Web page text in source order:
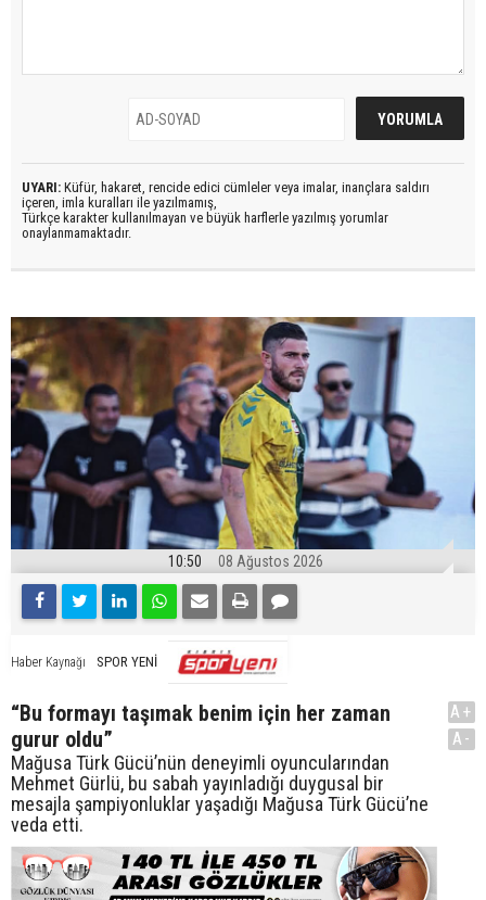
UYARI: Küfür, hakaret, rencide edici cümleler veya imalar, inançlara saldırı
içeren, imla kuralları ile yazılmamış,
Türkçe karakter kullanılmayan ve büyük harflerle yazılmış yorumlar
onaylanmamaktadır.
10:50 08 Ağustos 2026
Haber Kaynağı SPOR YENİ
“Bu formayı taşımak benim için her zaman
gurur oldu”
Mağusa Türk Gücü’nün deneyimli oyuncularından
Mehmet Gürlü, bu sabah yayınladığı duygusal bir
mesajla şampiyonluklar yaşadığı Mağusa Türk Gücü’ne
veda etti.
A+
A-